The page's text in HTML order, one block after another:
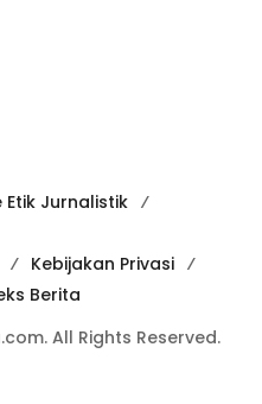
Etik Jurnalistik
Kebijakan Privasi
Berita
All Rights Reserved.